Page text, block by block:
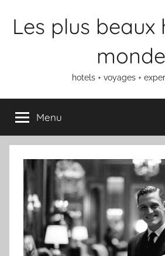
Les plus beaux
monde
hotels + voyages +
Menu